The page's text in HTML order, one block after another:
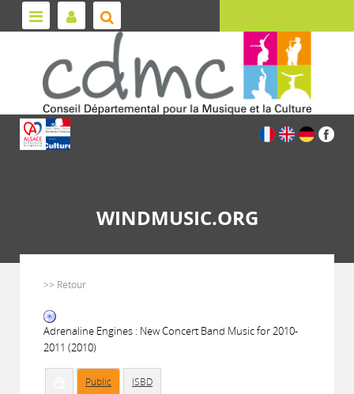
WINDMUSIC.ORG
>> Retour
Adrenaline Engines : New Concert Band Music for 2010-
2011 (2010)
Public ISBD